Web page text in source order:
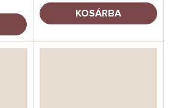
KOSÁRBA